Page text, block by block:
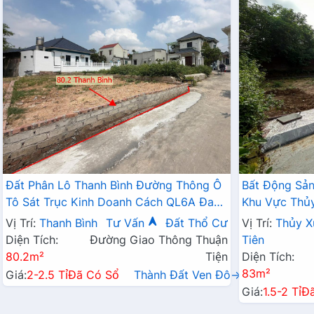
Đất Phân Lô Thanh Bình Đường Thông Ô
Tô Sát Trục Kinh Doanh Cách QL6A Đang
Mở Rộng Vài Trăm Mét
Vị Trí: Thanh Bình Tư Vấn
Đất Thổ Cư
Diện Tích:
80.2m²
Đường Giao Thông Thuận
Tiện
Giá:2-2.5 TỉĐã Có Sổ Thành Đất Ven Đô→
Bất Động
Khu Vực
Đất Sát Trục
Gần QL21A
Vị Trí: Thủy
Tiên
Diện Tích:
83m²
Giá:1.5-2 Tỉ